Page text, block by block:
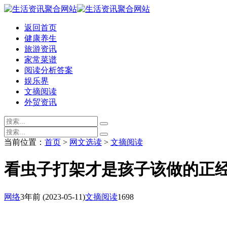
返回首页
健康养生
旅游资讯
家常菜谱
阅读分析答案
娱乐界
文摘阅读
外贸资讯
当前位置： 首页 > 网文选读 > 文摘阅读
看虫子打架才是孩子该做的正
网络3年前 (2023-05-11)文摘阅读1698